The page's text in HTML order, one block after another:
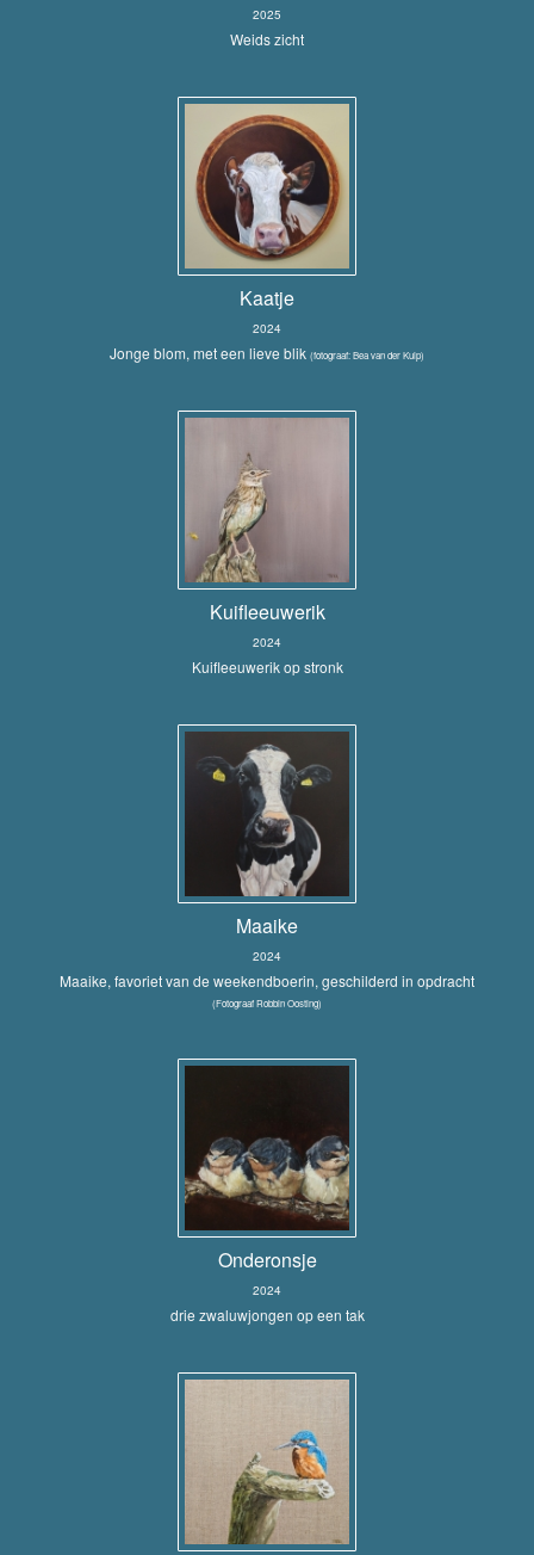
2025
Weids zicht
Kaatje
2024
Jonge blom, met een lieve blik (fotograaf: Bea van der Kuip)
Kuifleeuwerik
2024
Kuifleeuwerik op stronk
Maaike
2024
Maaike, favoriet van de weekendboerin, geschilderd in opdracht
(Fotograaf Robbin Oosting)
Onderonsje
2024
drie zwaluwjongen op een tak